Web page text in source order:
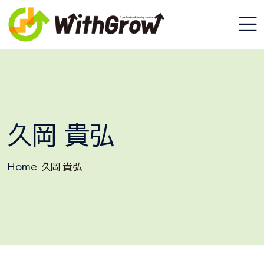
久岡 貴弘
Home 久岡 貴弘